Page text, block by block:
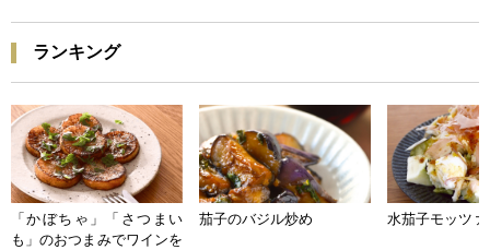
ランキング
「かぼちゃ」「さつまい
も」のおつまみでワインを
茄子のバジル炒め 水茄子モッツァ